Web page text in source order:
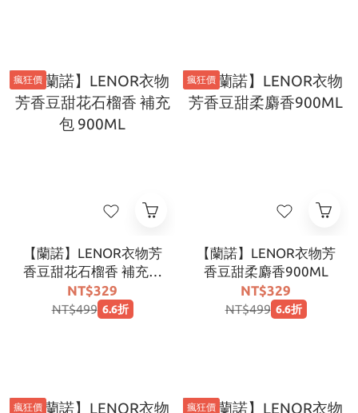
瘋狂價
【蘭諾】LENOR衣物芳
香豆甜花石榴香 補充包
900ML
NT$329
NT$499 6.6折
瘋狂價
【蘭諾】LENOR衣物芳
香豆甜柔麝香900ML
NT$329
NT$499 6.6折
瘋狂價 瘋狂價